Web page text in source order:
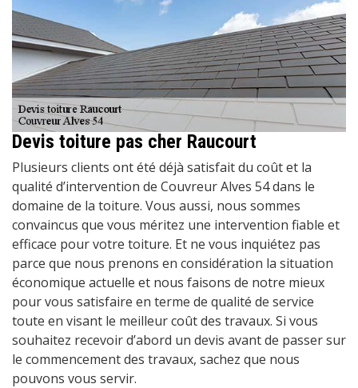
Devis toiture pas cher Raucourt
Plusieurs clients ont été déjà satisfait du coût et la
qualité d’intervention de Couvreur Alves 54 dans le
domaine de la toiture. Vous aussi, nous sommes
convaincus que vous méritez une intervention fiable et
efficace pour votre toiture. Et ne vous inquiétez pas
parce que nous prenons en considération la situation
économique actuelle et nous faisons de notre mieux
pour vous satisfaire en terme de qualité de service
toute en visant le meilleur coût des travaux. Si vous
souhaitez recevoir d’abord un devis avant de passer sur
le commencement des travaux, sachez que nous
pouvons vous servir.